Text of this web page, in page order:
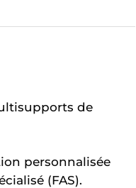
de
personnalisée
(FAS).